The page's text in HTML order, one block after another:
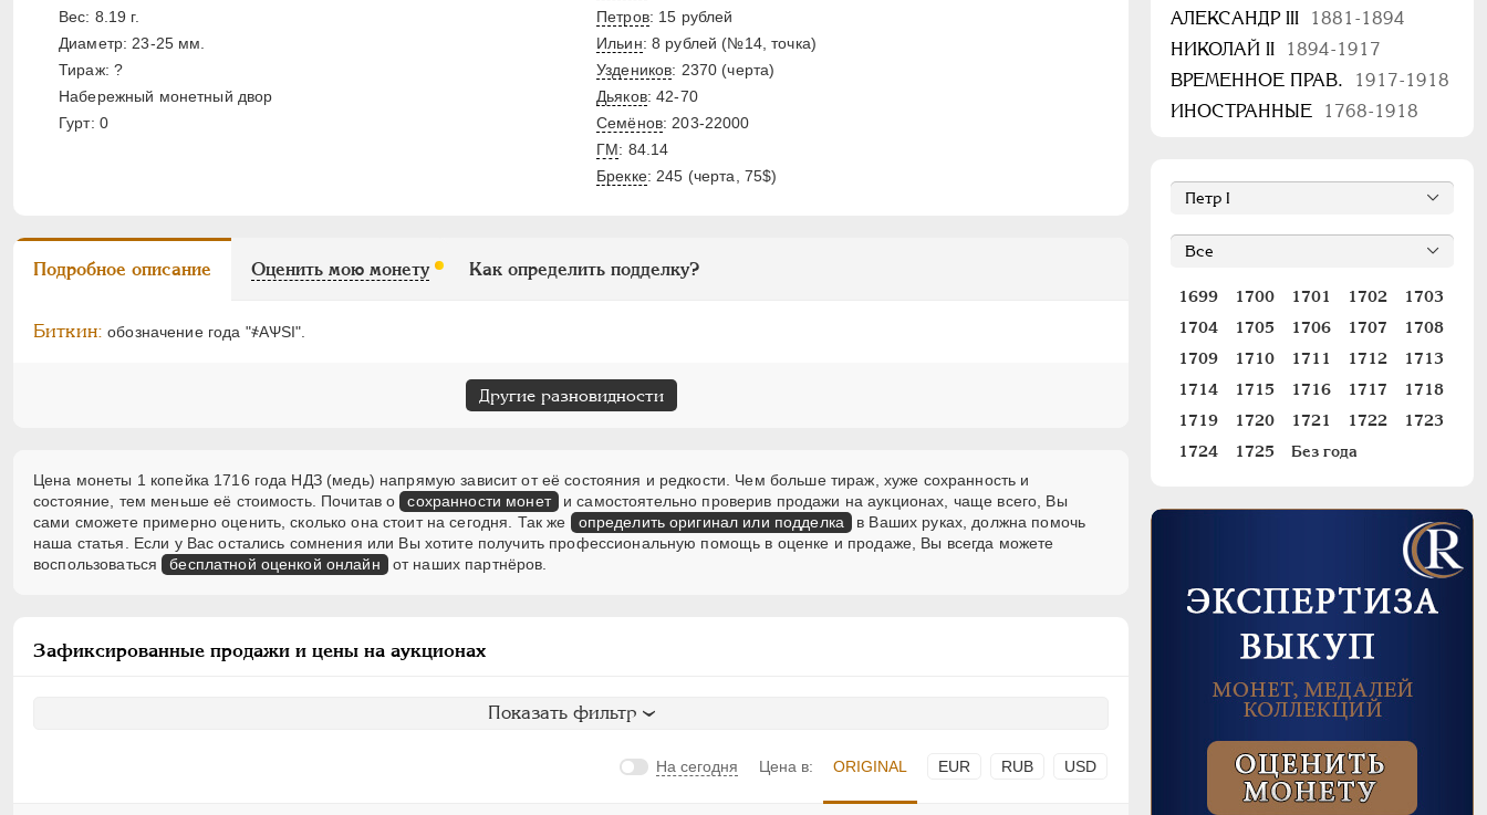
Вес: 8.19 г.
Диаметр: 23-25 мм.
Тираж: ?
Набережный монетный двор
Гурт: 0
Петров: 15 рублей
Ильин: 8 рублей (№14, точка)
Уздеников: 2370 (черта)
Дьяков: 42-70
Семёнов: 203-22000
ГМ: 84.14
Брекке: 245 (черта, 75$)
Подробное описание Оценить мою монету Как определить подделку?
Биткин: обозначение года "҂АѰSI".
Другие разновидности
Цена монеты 1 копейка 1716 года НДЗ (медь) напрямую зависит от её состояния и редкости. Чем больше тираж, хуже сохранность и
состояние, тем меньше её стоимость. Почитав о сохранности монет и самостоятельно проверив продажи на аукционах, чаще всего, Вы
сами сможете примерно оценить, сколько она стоит на сегодня. Так же
определить оригинал или подделка
в Ваших руках, должна помочь
наша статья. Если у Вас остались сомнения или Вы хотите получить профессиональную помощь в оценке и продаже, Вы всегда можете
воспользоваться бесплатной оценкой онлайн от наших партнёров.
Зафиксированные продажи и цены на аукционах
Показать фильтр
На сегодня Цена в: ORIGINAL EUR RUB USD
АЛЕКСАНДР III
1881-1894
НИКОЛАЙ II
1894-1917
ВРЕМЕННОЕ ПРАВ.
1917-1918
ИНОСТРАННЫЕ
1768-1918
1699 1700 1701 1702
1703
1704
1705 1706 1707
1708
1709
1710 1711 1712
1713
1714
1715 1716 1717
1718
1719
1720 1721 1722
1723
1724
1725 Без года